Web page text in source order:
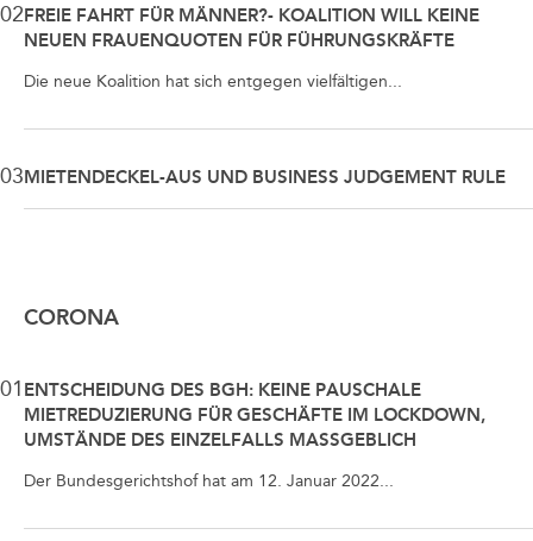
02FREIE FAHRT FÜR MÄNNER?- KOALITION WILL KEINE
NEUEN FRAUENQUOTEN FÜR FÜHRUNGSKRÄFTE
Die neue Koalition hat sich entgegen vielfältigen...
03MIETENDECKEL-AUS UND BUSINESS JUDGEMENT RULE
CORONA
01 ENTSCHEIDUNG DES BGH: KEINE PAUSCHALE
MIETREDUZIERUNG FÜR GESCHÄFTE IM LOCKDOWN,
UMSTÄNDE DES EINZELFALLS MASSGEBLICH
Der Bundesgerichtshof hat am 12. Januar 2022...